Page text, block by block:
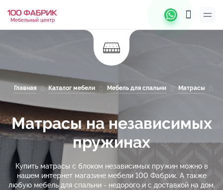
Мебельный центр
Главная Каталог мебели Мебель для спальни Матрасы
Матрасы на независимых
пружинах
Купить матрасы с блоком независимых пружин можно в
нашем интернет магазине мебели 100 Фабрик. А также
любую мебель для спальни - недорого и с доставкой на дом.